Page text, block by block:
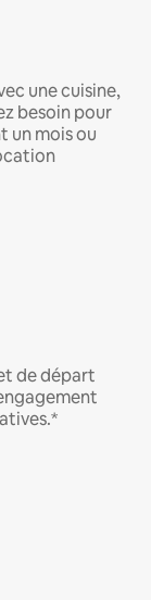
une cuisine,
besoin pour
un mois ou
de départ